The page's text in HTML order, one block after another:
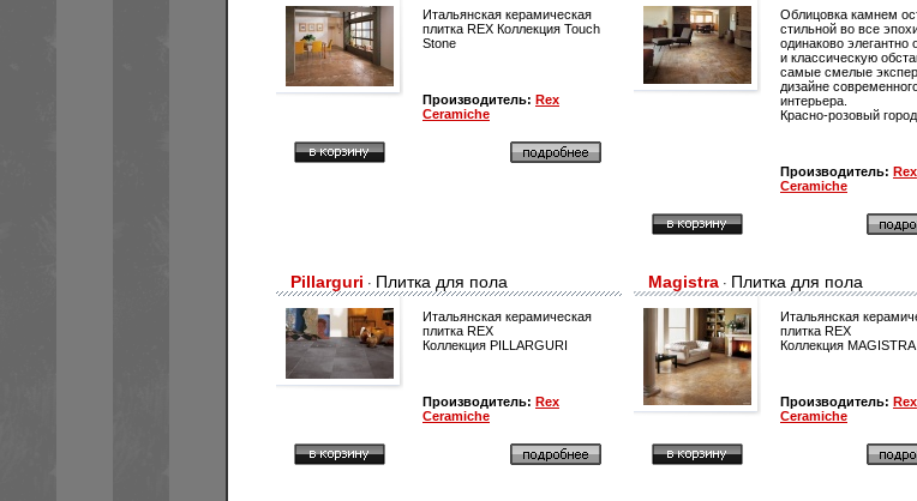
Итальянская керамическая
плитка REX Коллекция Touch
Stone
Производитель: Rex
Ceramiche
Облицовка камнем
стильной во все
одинаково элегантно
и классическую
самые смелые
дизайне
интерьера.
Красно-розовый
Производитель: Rex
Ceramiche
Pillarguri · Плитка для пола
Итальянская керамическая
плитка REX
Коллекция PILLARGURI
Производитель: Rex
Ceramiche
Magistra · Плитка для пола
Итальянская
плитка REX
Коллекция MAGISTRA
Производитель: Rex
Ceramiche